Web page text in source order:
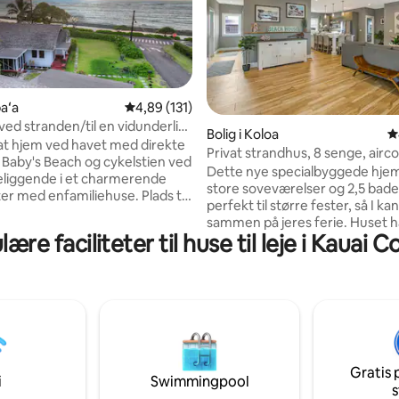
bedømmelse, 185 omtaler
4,89 ud af 5 i gennemsnitlig bedømmelse,
4,89 (131)
stranden/til en vidunderlig
hjem ved havet med direkte
Beach og cykelstien ved
i et charmerende
med enfamiliehuse. Plads til
og 3 badeværelser,
private terrasser og
og masser af faciliteter.
TMK
TAT066678067201
Bolig i Koloa
Privat strandhus, 8 senge,
spilrum
Dette nye specialbyggede
store soveværelser og 2,5
perfekt til større fester, så I
sammen på jeres ferie. Huset
aircondition, højhastigheds-wi-
memory foam-senge og alt det
er fyldt med fantastisk surfing,
dykning og fiskeri. Kukui'ula
indkøbscenter ligger en kort
med gode restauranter og
butikker. Når du bor her, vil du
faciliteter til huse til leje i Kauai
Swimmingpool
Gratis